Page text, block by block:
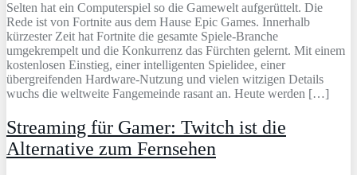
Selten hat ein Computerspiel so die Gamewelt aufgerüttelt. Die
Rede ist von Fortnite aus dem Hause Epic Games. Innerhalb
kürzester Zeit hat Fortnite die gesamte Spiele-Branche
umgekrempelt und die Konkurrenz das Fürchten gelernt. Mit einem
kostenlosen Einstieg, einer intelligenten Spielidee, einer
übergreifenden Hardware-Nutzung und vielen witzigen Details
wuchs die weltweite Fangemeinde rasant an. Heute werden […]
Streaming für Gamer: Twitch ist die
Alternative zum Fernsehen